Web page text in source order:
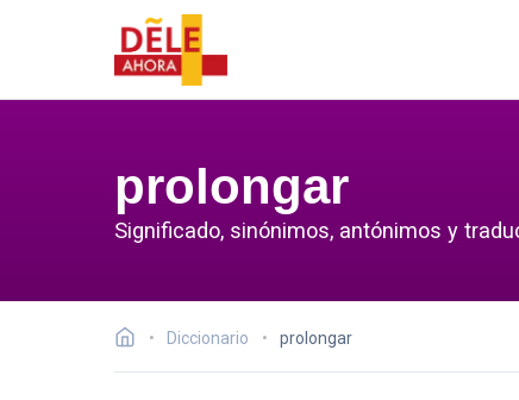
prolongar
Significado, sinónimos, antónimos y
Diccionario prolongar